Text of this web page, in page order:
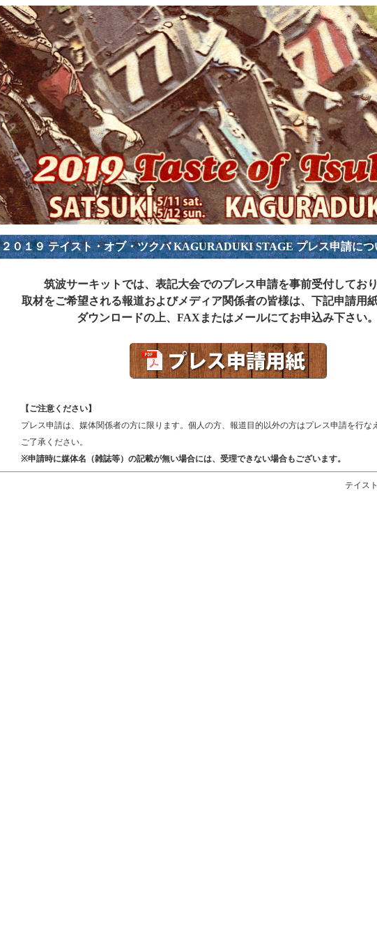
２０１９ テイスト・オブ・ツクバ KAGURADUKI STAGE プレス申請につ
筑波サーキットでは、表記大会でのプレス申請を事前受付しており
取材をご希望される報道およびメディア関係者の皆様は、下記申請用
ダウンロードの上、FAXまたはメールにてお申込み下さい。
【ご注意ください】
プレス申請は、媒体関係者の方に限ります。個人の方、報道目的以外の方はプレス申請を行な
ご了承ください。
※申請時に媒体名（雑誌等）の記載が無い場合には、受理できない場合もございます。
テイス